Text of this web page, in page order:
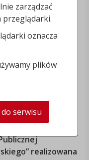
” realizowana
zarządzać
przeglądarki.
oznacza
plików
serwisu